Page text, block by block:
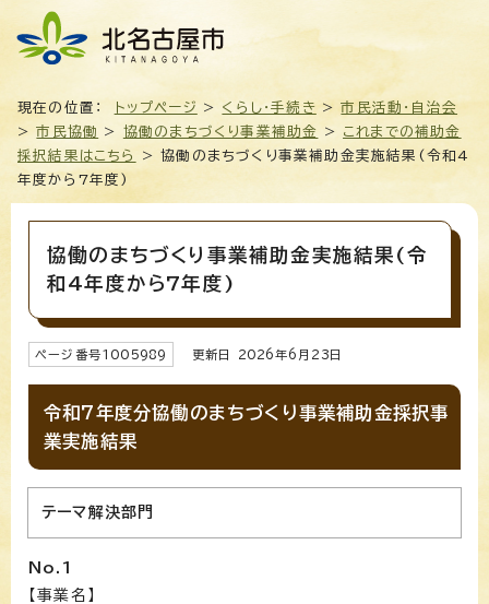
現在の位置： トップページ > くらし・手続き >市民活動・自治会
>市民協働 > 協働のまちづくり事業補助金 > これまでの補助金
採択結果はこちら
> 協働のまちづくり事業補助金実施結果(令和4
年度から7年度)
協働のまちづくり事業補助金実施結果(令
和4年度から7年度)
ページ番号1005989 更新日 2026年6月 23 日
令和7年度分協働のまちづくり事業補助金採択事
業実施結果
テーマ解決部門
No.1
【事業名】